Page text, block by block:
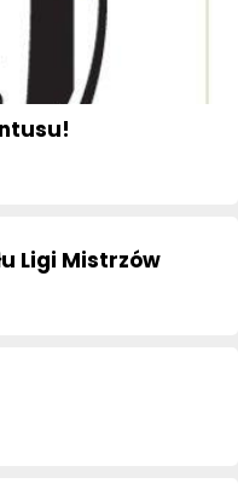
Ligi Mistrzów